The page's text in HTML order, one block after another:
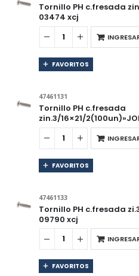
Tornillo PH c.fresada
03474 xcj
FAVORITOS
47461131
Tornillo PH c.fresada
zin.3/16×21/
FAVORITOS
47461133
Tornillo PH c.fresada
09790 xcj
FAVORITOS